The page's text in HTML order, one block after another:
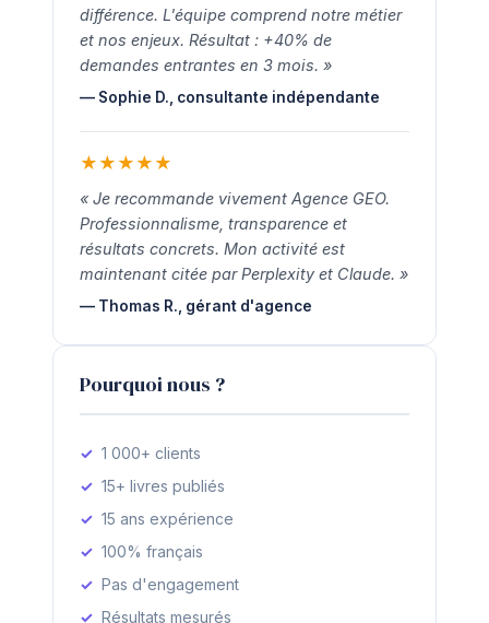
différence. L'équipe comprend notre métier
et nos enjeux. Résultat : +40% de
demandes entrantes en 3 mois. »
— Sophie D., consultante indépendante
★ ★ ★ ★ ★
« Je recommande vivement Agence GEO.
Professionnalisme, transparence et
résultats concrets. Mon activité est
maintenant citée par Perplexity et Claude. »
— Thomas R., gérant d'agence
Pourquoi nous ?
1 000+ clients
15+ livres publiés
15 ans expérience
100% français
Pas d'engagement
Résultats mesurés